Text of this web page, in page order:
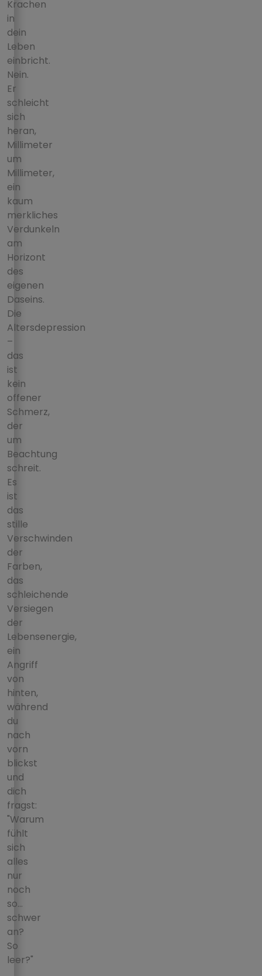
Krachen
in
dein
Leben
einbricht.
Nein.
Er
schleicht
sich
heran,
Millimeter
um
Millimeter,
ein
kaum
merkliches
Verdunkeln
am
Horizont
des
eigenen
Daseins.
Die
Altersdepression
–
das
ist
kein
offener
Schmerz,
der
um
Beachtung
schreit.
Es
ist
das
stille
Verschwinden
der
Farben,
das
schleichende
Versiegen
der
Lebensenergie,
ein
Angriff
von
hinten,
während
du
nach
vorn
blickst
und
dich
fragst:
"Warum
fühlt
sich
alles
nur
noch
so...
schwer
an?
So
leer?"